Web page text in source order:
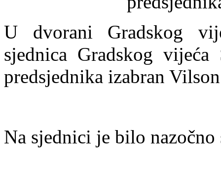
U dvorani Gradskog
sjednica Gradskog
predsjednika izabran
Na sjednici je bilo